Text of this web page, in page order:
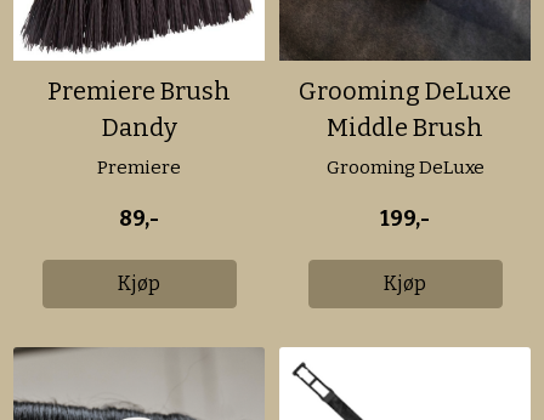
Premiere Brush
Dandy
Premiere
89,-
Kjøp
Grooming DeLuxe
Middle Brush
Medium
Grooming DeLuxe
199,-
Kjøp